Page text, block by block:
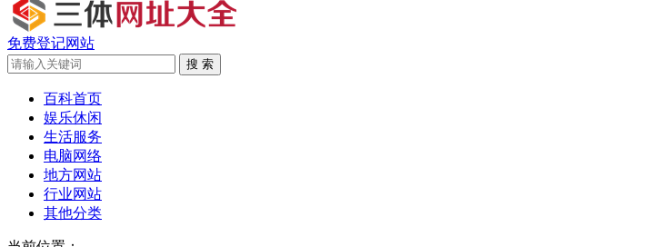
免费登记网站
搜 索
百科首页
娱乐休闲
生活服务
电脑网络
地方网站
行业网站
其他分类